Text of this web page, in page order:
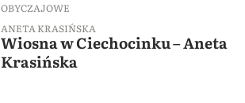
OBYCZAJOWE
ANETA KRASIŃSKA
Wiosna w Ciechocinku – Aneta
Krasińska